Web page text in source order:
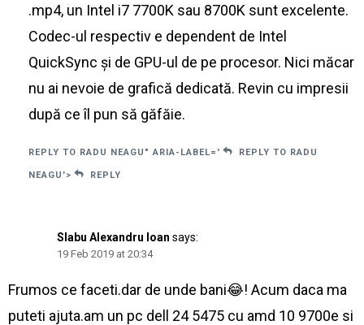
.mp4, un Intel i7 7700K sau 8700K sunt excelente.
Codec-ul respectiv e dependent de Intel
QuickSync și de GPU-ul de pe procesor. Nici măcar
nu ai nevoie de grafică dedicată. Revin cu impresii
după ce îl pun să găfăie.
REPLY TO RADU NEAGU" ARIA-LABEL=' REPLY TO RADU
NEAGU'> REPLY
Slabu Alexandru Ioan says:
19 Feb 2019 at 20:34
Frumos ce faceti.dar de unde bani😂! Acum daca ma
puteti ajuta.am un pc dell 24 5475 cu amd 10 9700e si